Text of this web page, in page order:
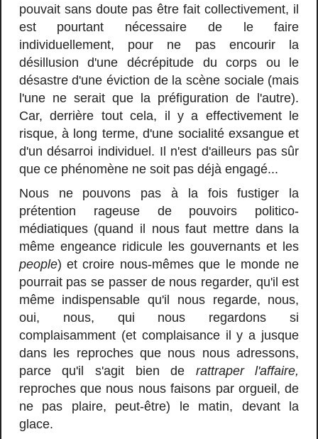
pouvait sans doute pas être fait collectivement, il
est pourtant nécessaire de le faire
individuellement, pour ne pas encourir la
désillusion d'une décrépitude du corps ou le
désastre d'une éviction de la scène sociale (mais
l'une ne serait que la préfiguration de l'autre).
Car, derrière tout cela, il y a effectivement le
risque, à long terme, d'une socialité exsangue et
d'un désarroi individuel. Il n'est d'ailleurs pas sûr
que ce phénomène ne soit pas déjà engagé...
Nous ne pouvons pas à la fois fustiger la
prétention rageuse de pouvoirs politico-
médiatiques (quand il nous faut mettre dans la
même engeance ridicule les gouvernants et les
people) et croire nous-mêmes que le monde ne
pourrait pas se passer de nous regarder, qu'il est
même indispensable qu'il nous regarde, nous,
oui, nous, qui nous regardons si
complaisamment (et complaisance il y a jusque
dans les reproches que nous nous adressons,
parce qu'il s'agit bien de rattraper l'affaire,
reproches que nous nous faisons par orgueil, de
ne pas plaire, peut-être) le matin, devant la
glace.